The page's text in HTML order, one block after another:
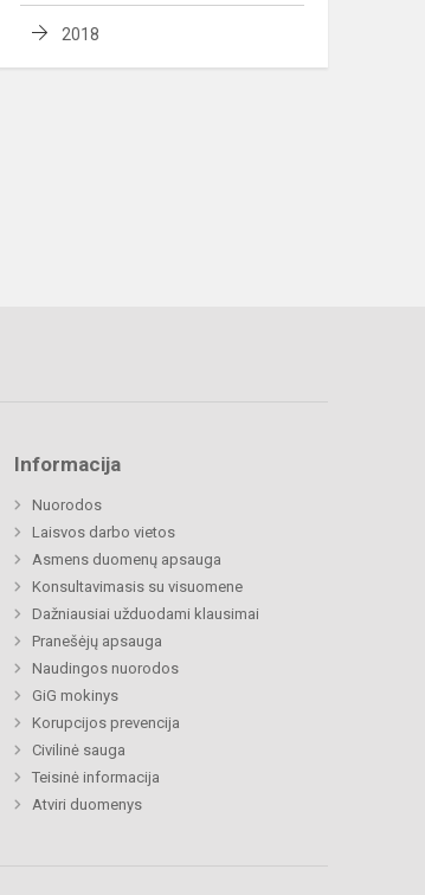
2018
Informacija
Nuorodos
Laisvos darbo vietos
Asmens duomenų apsauga
Konsultavimasis su visuomene
Dažniausiai užduodami klausimai
Pranešėjų apsauga
Naudingos nuorodos
GiG mokinys
Korupcijos prevencija
Civilinė sauga
Teisinė informacija
Atviri duomenys